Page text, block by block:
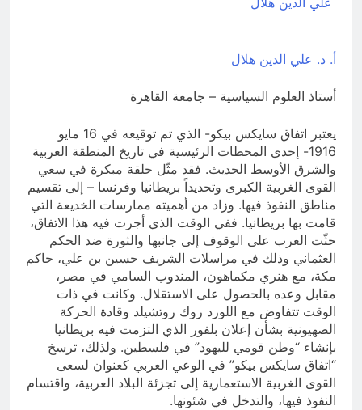
أ. د. علي الدين هلال
أستاذ العلوم السياسية – جامعة القاهرة
يعتبر اتفاق سايكس بيكو- الذي تم توقيعه في 16 مايو
1916- إحدى المحطات الرئيسية في تاريخ المنطقة العربية
والشرق الأوسط الحديث. فقد مثّل حلقة مبكرة في سعي
القوى الغربية الكبرى وتحديداً بريطانيا وفرنسا – إلى تقسيم
مناطق النفوذ فيها. وزاد من أهميته ممارسات الخديعة التي
قامت بها بريطانيا. ففي الوقت الذي أجرت فيه هذا الاتفاق،
حثّت العرب على الوقوف إلى جانبها والثورة ضد الحكم
العثماني وذلك في مراسلات الشريف حسين بن علي، حاكم
مكة، مع هنري مكماهون، المندوب السامي في مصر،
مقابل وعده بالحصول على الاستقلال. وكانت في ذات
الوقت تتفاوض مع اللورد روك روتشيلد وقادة الحركة
الصهيونية بشأن إعلان بلفور الذي التزمت فيه بريطانيا
بإنشاء “وطن قومي لليهود” في فلسطين. ولذلك، ترسخ
“اتفاق سايكس بيكو” في الوعي العربي كعنوان لسعى
القوى الغربية الاستعمارية إلى تجزئة البلاد العربية، واقتسام
النفوذ فيها، والتدخل في شئونها.